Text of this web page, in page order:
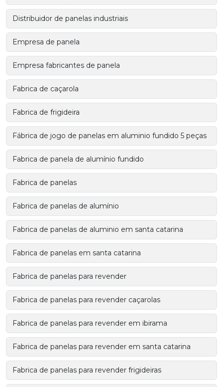
Distribuidor de panelas industriais
Empresa de panela
Empresa fabricantes de panela
Fabrica de caçarola
Fabrica de frigideira
Fábrica de jogo de panelas em aluminio fundido 5 peças
Fabrica de panela de alumínio fundido
Fabrica de panelas
Fabrica de panelas de alumínio
Fabrica de panelas de aluminio em santa catarina
Fabrica de panelas em santa catarina
Fabrica de panelas para revender
Fabrica de panelas para revender caçarolas
Fabrica de panelas para revender em ibirama
Fabrica de panelas para revender em santa catarina
Fabrica de panelas para revender frigideiras